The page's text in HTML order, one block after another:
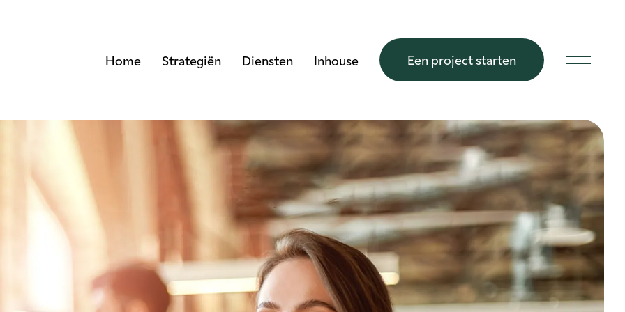
Home Strategiën Diensten Inhouse Een project starten